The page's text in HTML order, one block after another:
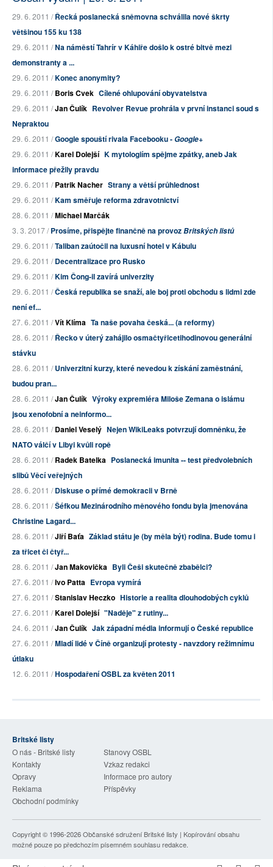
29. 6. 2011 /Řecká poslanecká sněmovna schválila nové škrty
většinou 155 ku 138
29. 6. 2011 /Na náměstí Tahrír v Káhiře došlo k ostré bitvě mezi
demonstranty a ...
29. 6. 2011 /Konec anonymity?
29. 6. 2011 /Boris Cvek Cílené ohlupování obyvatelstva
29. 6. 2011 /Jan Čulík Revolver Revue prohrála v první instanci soud s
Nepraktou
29. 6. 2011 /Google spouští rivala Facebooku -Google+
29. 6. 2011 /Karel Dolejší K mytologiím spějme zpátky, aneb Jak
informace přežily pravdu
29. 6. 2011 /Patrik Nacher Strany a větší průhlednost
29. 6. 2011 /Kam směřuje reforma zdravotnictví
28. 6. 2011 /Michael Marčák
3. 3. 2017 /Prosíme, přispějte finančně na provozBritských listů
29. 6. 2011 /Taliban zaútočil na luxusní hotel v Kábulu
29. 6. 2011 /Decentralizace pro Rusko
29. 6. 2011 /Kim Čong-il zavírá univerzity
29. 6. 2011 /Česká republika se snaží, ale boj proti obchodu s lidmi zde
není ef...
27. 6. 2011 /Vít Klíma Ta naše povaha česká... (a reformy)
28. 6. 2011 /Řecko v úterý zahájilo osmačtyřicetihodinovou generální
stávku
28. 6. 2011 /Univerzitní kurzy, které nevedou k získání zaměstnání,
budou pran...
28. 6. 2011 /Jan Čulík Výroky expremiéra Miloše Zemana o islámu
jsou xenofobní a neinformo...
28. 6. 2011 /Daniel Veselý Nejen WikiLeaks potvrzují domněnku, že
NATO válčí v Libyi kvůli ropě
28. 6. 2011 /Radek Batelka Poslanecká imunita -- test předvolebních
slibů Věcí veřejných
28. 6. 2011 /Diskuse o přímé demokracii v Brně
28. 6. 2011 /Šéfkou Mezinárodního měnového fondu byla jmenována
Christine Lagard...
28. 6. 2011 /Jiří Baťa Základ státu je (by měla být) rodina. Bude tomu i
za třicet či čtyř...
28. 6. 2011 /Jan Makovička Byli Češi skutečně zbabělci?
27. 6. 2011 /Ivo Patta Evropa vymírá
27. 6. 2011 /Stanislav Heczko Historie a realita dlouhodobých cyklů
27. 6. 2011 /Karel Dolejší "Naděje" z rutiny...
24. 6. 2011 /Jan Čulík Jak západní média informují o České republice
27. 6. 2011 /Mladí lidé v Číně organizují protesty - navzdory režimnímu
útlaku
12. 6. 2011 /Hospodaření OSBL za květen 2011
Britské listy
O nás - Britské listy
Stanovy OSBL
Kontakty
Vzkaz redakci
Opravy
Informace pro autory
Reklama
Příspěvky
Obchodní podmínky
Copyright © 1996-2026Občanské sdružení Britské listy | Kopírování obsahu
možné pouze po předchozím písemném souhlasu redakce.